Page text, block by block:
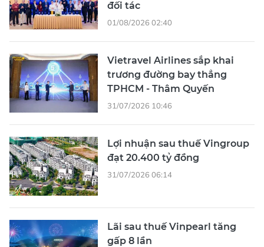
đối tác
01/08/2026 02:40
Vietravel Airlines sắp khai
trương đường bay thẳng
TPHCM - Thâm Quyến
31/07/2026 10:46
Lợi nhuận sau thuế Vingroup
đạt 20.400 tỷ đồng
31/07/2026 06:14
Lãi sau thuế Vinpearl tăng
gấp 8 lần